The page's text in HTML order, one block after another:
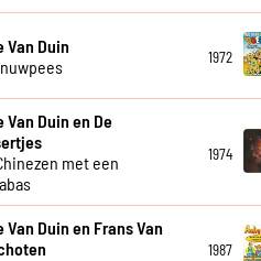
Van Duin
1972
Van Duin en De
met een
1974
Van Duin en Frans Van
1987